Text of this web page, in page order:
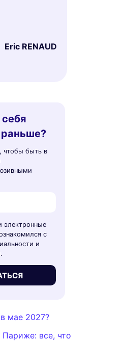
Eric RENAUD
чтобы быть в
электронные
с
и
мае 2027?
все, что